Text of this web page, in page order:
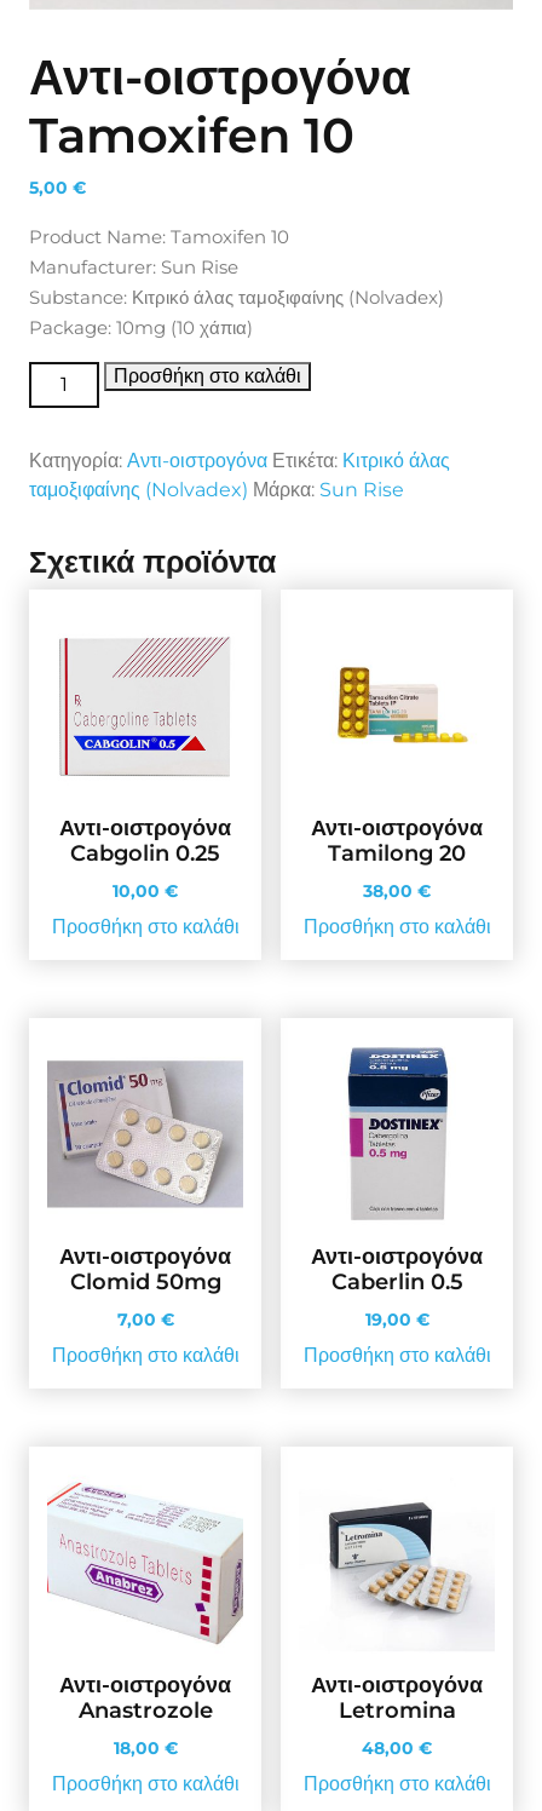
Αντι-οιστρογόνα
Tamoxifen 10
5,00 €
Product Name: Tamoxifen 10
Manufacturer: Sun Rise
Substance: Κιτρικό άλας ταμοξιφαίνης (Nolvadex)
Package: 10mg (10 χάπια)
Αντι-οιστρογόνα Tamoxifen 10 ποσότητα
Προσθήκη στο καλάθι
Κατηγορία: Αντι-οιστρογόνα Ετικέτα: Κιτρικό άλας
ταμοξιφαίνης (Nolvadex) Μάρκα: Sun Rise
Σχετικά προϊόντα
Αντι-οιστρογόνα
Cabgolin 0.25
10,00 €
Προσθήκη στο καλάθι
Αντι-οιστρογόνα
Tamilong 20
38,00 €
Προσθήκη στο καλάθι
Αντι-οιστρογόνα
Clomid 50mg
7,00 €
Προσθήκη στο καλάθι
Αντι-οιστρογόνα
Caberlin 0.5
19,00 €
Προσθήκη στο καλάθι
Αντι-οιστρογόνα
Anastrozole
18,00 €
Προσθήκη στο καλάθι
Αντι-οιστρογόνα
Letromina
48,00 €
Προσθήκη στο καλάθι